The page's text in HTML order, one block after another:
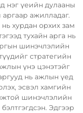
нэг үеийн дулааны
ажилладаг.
хурдан орхих зам
тухайн арга нь
шинэчлэлийн
стратегийн
үнэ цэнэтэйг
нь ажлын үед
эсвэл хамгийн
шинэчлэлийн
Эдгээр